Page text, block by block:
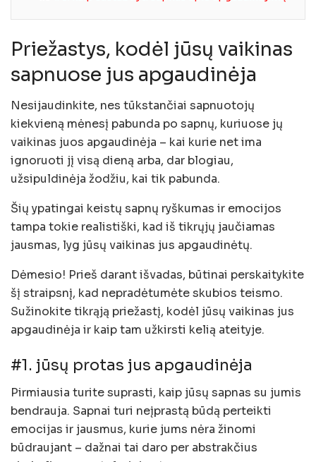
Priežastys, kodėl jūsų vaikinas
sapnuose jus apgaudinėja
Nesijaudinkite, nes tūkstančiai sapnuotojų
kiekvieną mėnesį pabunda po sapnų, kuriuose jų
vaikinas juos apgaudinėja – kai kurie net ima
ignoruoti jį visą dieną arba, dar blogiau,
užsipuldinėja žodžiu, kai tik pabunda.
Šių ypatingai keistų sapnų ryškumas ir emocijos
tampa tokie realistiški, kad iš tikrųjų jaučiamas
jausmas, lyg jūsų vaikinas jus apgaudinėtų.
Dėmesio! Prieš darant išvadas, būtinai perskaitykite
šį straipsnį, kad nepradėtumėte skubios teismo.
Sužinokite tikrąją priežastį, kodėl jūsų vaikinas jus
apgaudinėja ir kaip tam užkirsti kelią ateityje.
#1. jūsų protas jus apgaudinėja
Pirmiausia turite suprasti, kaip jūsų sapnas su jumis
bendrauja. Sapnai turi neįprastą būdą perteikti
emocijas ir jausmus, kurie jums nėra žinomi
būdraujant – dažnai tai daro per abstrakčius